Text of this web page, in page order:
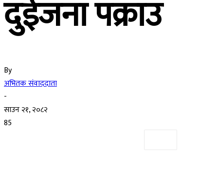
दुईजना पक्राउ
By
अभितक संवाददाता
-
साउन २१, २०८२
85